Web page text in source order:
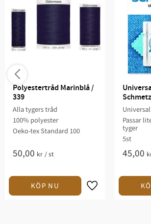
Polyestertråd Marinblå /
339
Alla tygers tråd
100% polyester
Oeko-tex Standard 100
50,00 kr /st
Schmetz
Passar
tyger
5st
45,00